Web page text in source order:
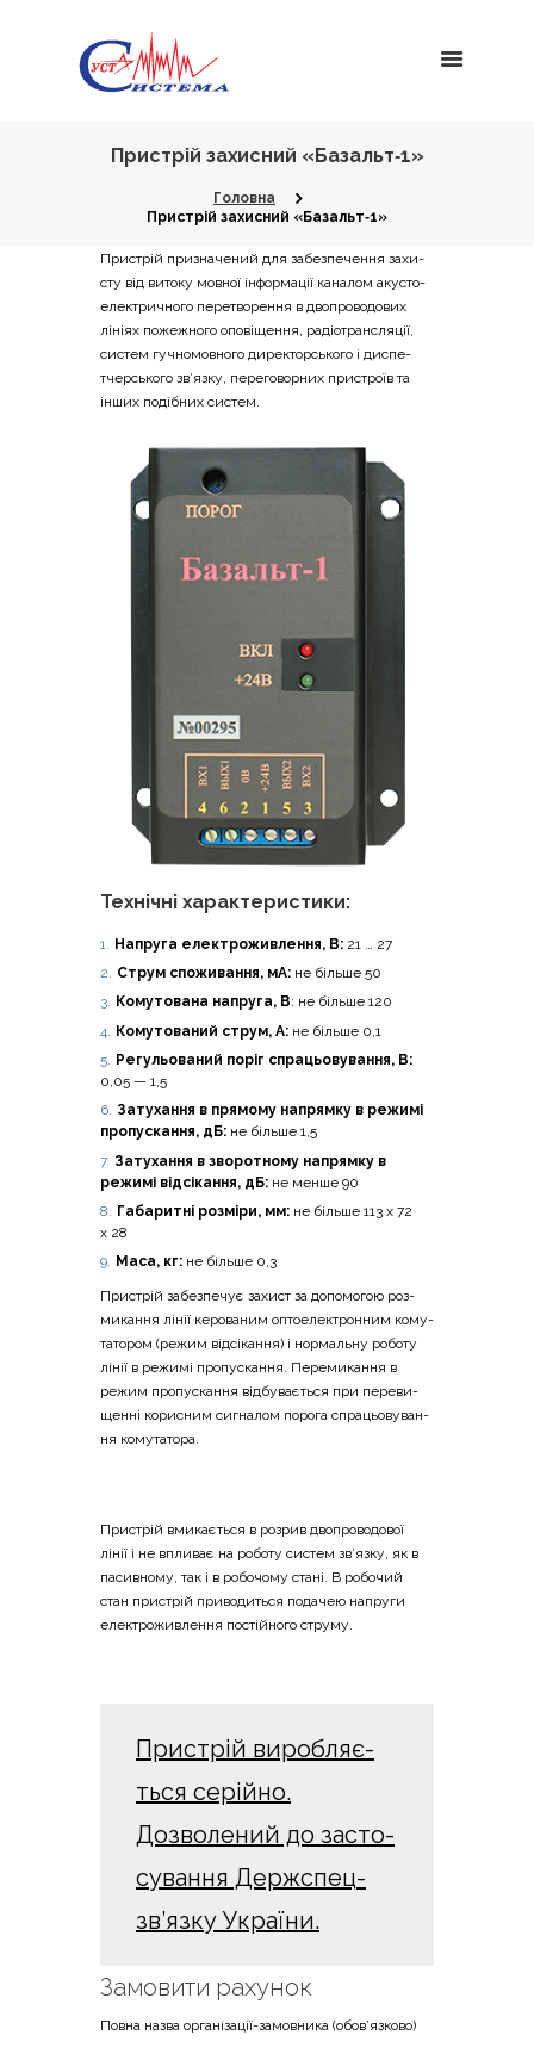
Пристрій захисний «Базальт‑1»
Головна
Пристрій захисний «Базальт‑1»
При­стрій при­зна­че­ний для забез­пе­че­н­ня захи­
сту від вито­ку мов­ної інфор­ма­ції кана­лом аку­сто­
еле­ктри­чно­го пере­тво­ре­н­ня в дво­про­во­до­вих
ліні­ях поже­жно­го опо­ві­ще­н­ня, радіо­транс­ля­ції,
систем гучно­мов­но­го дире­ктор­сько­го і дис­пе­
тчер­сько­го зв’яз­ку, пере­го­вор­них при­стро­їв та
інших поді­бних систем.
Технічні характеристики:
Напру­га еле­ктро­жив­ле­н­ня, В: 21 … 27
Струм спо­жи­ва­н­ня, мА: не біль­ше 50
Кому­то­ва­на напру­га, В: не біль­ше 120
Кому­то­ва­ний струм, А: не біль­ше 0,1
Регу­льо­ва­ний поріг спра­цьо­ву­ва­н­ня, В:
0,05 — 1,5
Зату­ха­н­ня в пря­мо­му напрям­ку в режи­мі
про­пу­ска­н­ня, дБ: не біль­ше 1,5
Зату­ха­н­ня в зво­ро­тно­му напрям­ку в
режи­мі від­сі­ка­н­ня, дБ: не мен­ше 90
Габа­ри­тні роз­мі­ри, мм: не біль­ше 113 x 72
x 28
Маса, кг: не біль­ше 0,3
При­стрій забез­пе­чує захист за допо­мо­гою роз­
ми­ка­н­ня лінії керо­ва­ним опто­еле­ктрон­ним кому­
та­то­ром (режим від­сі­ка­н­ня) і нор­маль­ну робо­ту
лінії в режи­мі про­пу­ска­н­ня. Пере­ми­ка­н­ня в
режим про­пу­ска­н­ня від­бу­ва­є­ться при пере­ви­
щен­ні кори­сним сигна­лом поро­га спра­цьо­ву­ва­н­
ня комутатора.
При­стрій вми­ка­є­ться в роз­рив дво­про­во­до­вої
лінії і не впли­ває на робо­ту систем зв’яз­ку, як в
пасив­но­му, так і в робо­чо­му ста­ні. В робо­чий
стан при­стрій при­во­ди­ться пода­чею напру­ги
еле­ктро­жив­ле­н­ня постій­но­го струму.
При­стрій виро­бля­є­
ться серій­но.
Дозво­ле­ний до засто­
су­ва­н­ня Держ­спец­
зв’яз­ку України.
Замовити рахунок
Пов­на назва орга­ні­за­ції-замов­ни­ка (обо­в’яз­ко­во)